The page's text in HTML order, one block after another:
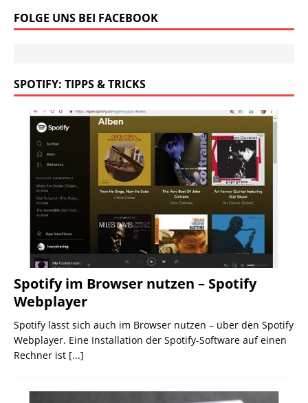
FOLGE UNS BEI FACEBOOK
SPOTIFY: TIPPS & TRICKS
Spotify im Browser nutzen – Spotify
Webplayer
Spotify lässt sich auch im Browser nutzen – über den Spotify
Webplayer. Eine Installation der Spotify-Software auf einen
Rechner ist [...]